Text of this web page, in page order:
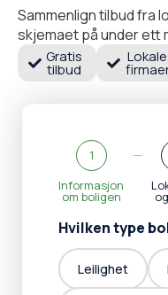
Sammenlign tilbud fra
skjemaet på under ett
Gratis
tilbud
Lokale
1
Informasjon
om boligen
Hvilken type
Leilighet